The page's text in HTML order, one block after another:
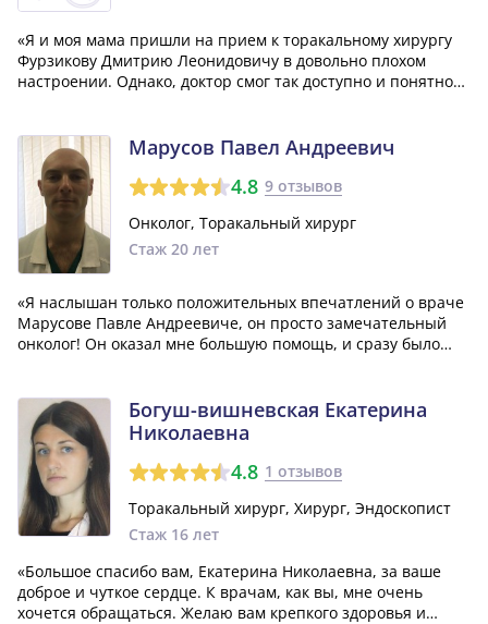
«Я и моя мама пришли на прием к торакальному хирургу
Фурзикову Дмитрию Леонидовичу в довольно плохом
настроении. Однако, доктор смог так доступно и понятно
Фурзикова за помощь и компе...»
Марусов Павел Андреевич
4.8 9 отзывов
Онколог, Торакальный хирург
Стаж 20 лет
«Я наслышан только положительных впечатлений о враче
Марусове Павле Андреевиче, он просто замечательный
онколог! Он оказал мне большую помощь, и сразу было
аккуратными!» Богуш-вишневская Екатерина
Николаевна
4.8 1 отзывов
Торакальный хирург, Хирург, Эндоскопист
Стаж 16 лет
«Большое спасибо вам, Екатерина Николаевна, за ваше
доброе и чуткое сердце. К врачам, как вы, мне очень
хочется обращаться. Желаю вам крепкого здоровья и